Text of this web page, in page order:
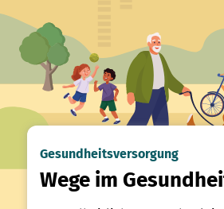
Gesundheitsversorgung
Wege im